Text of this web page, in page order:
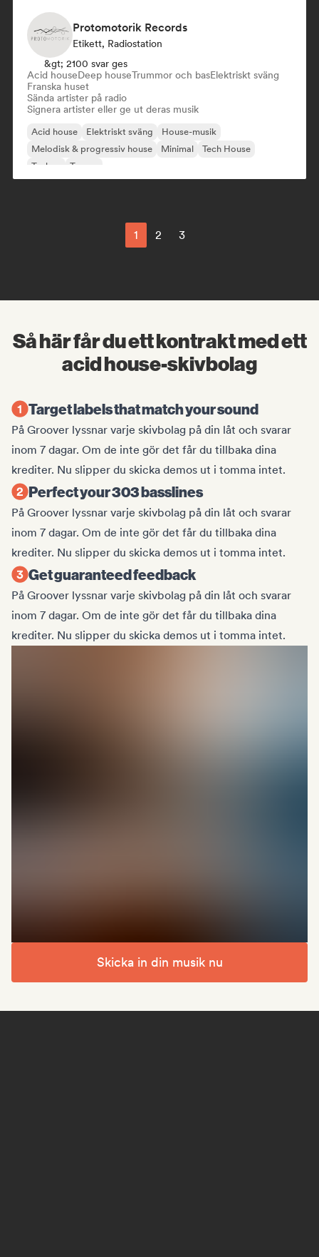
Protomotorik Records
Etikett, Radiostation
&gt; 2100 svar ges
Acid houseDeep houseTrummor och basElektriskt sväng
Franska huset
Sända artister på radio
Signera artister eller ge ut deras musik
Acid house Elektriskt sväng
House-musik
Melodisk & progressiv house
Minimal
Tech House
Techno
Trance
1 2 3
Så här får du ett kontrakt med ett
acid house-skivbolag
Target labels that match your sound
På Groover lyssnar varje skivbolag på din låt och svarar
inom 7 dagar. Om de inte gör det får du tillbaka dina
krediter. Nu slipper du skicka demos ut i tomma intet.
Perfect your 303 basslines
På Groover lyssnar varje skivbolag på din låt och svarar
inom 7 dagar. Om de inte gör det får du tillbaka dina
krediter. Nu slipper du skicka demos ut i tomma intet.
Get guaranteed feedback
På Groover lyssnar varje skivbolag på din låt och svarar
inom 7 dagar. Om de inte gör det får du tillbaka dina
krediter. Nu slipper du skicka demos ut i tomma intet.
Skicka in din musik nu